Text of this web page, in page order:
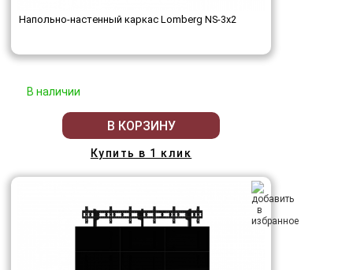
Напольно-настенный каркас Lomberg NS-3х2
В наличии
В КОРЗИНУ
Купить в 1 клик